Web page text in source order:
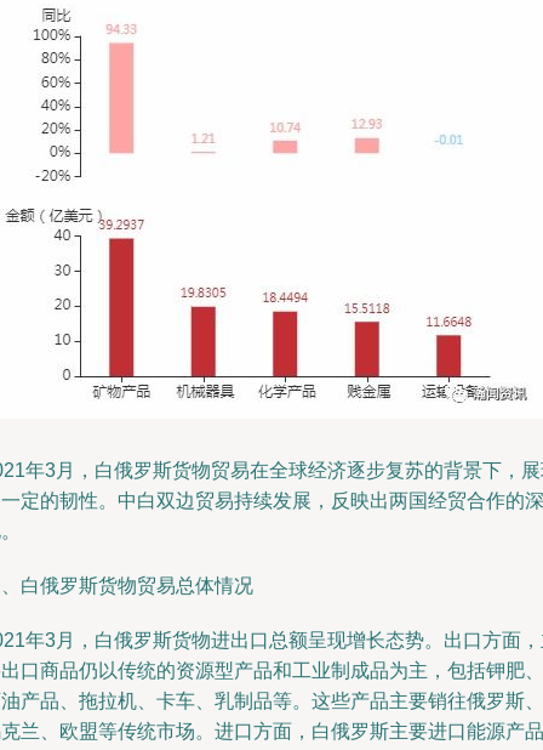
年3月，白俄罗斯货物贸易在全球经济逐步复苏的背景下，
定的韧性。中白双边贸易持续发展，反映出两国经贸合作的深
白俄罗斯货物贸易总体情况
年3月，白俄罗斯货物进出口总额呈现增长态势。出口方面
口商品仍以传统的资源型产品和工业制成品为主，包括钾肥、
产品、拖拉机、卡车、乳制品等。这些产品主要销往俄罗斯、
兰、欧盟等传统市场。进口方面，白俄罗斯主要进口能源产品